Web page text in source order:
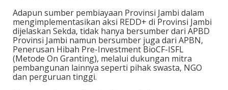
Adapun sumber pembiayaan Provinsi Jambi dalam
mengimplementasikan aksi REDD+ di Provinsi Jambi
dijelaskan Sekda, tidak hanya bersumber dari APBD
Provinsi Jambi namun bersumber juga dari APBN,
Penerusan Hibah Pre-Investment BioCF-ISFL
(Metode On Granting), melalui dukungan mitra
pembangunan lainnya seperti pihak swasta, NGO
dan perguruan tinggi.